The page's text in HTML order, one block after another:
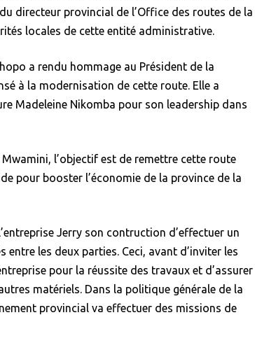
directeur provincial de l’Office des routes de la
locales de cette entité administrative.
a rendu hommage au Président de la
à la modernisation de cette route. Elle a
Madeleine Nikomba pour son leadership dans
l’objectif est de remettre cette route
pour booster l’économie de la province de la
Jerry son contruction d’effectuer un
les deux parties. Ceci, avant d’inviter les
pour la réussite des travaux et d’assurer
matériels. Dans la politique générale de la
provincial va effectuer des missions de